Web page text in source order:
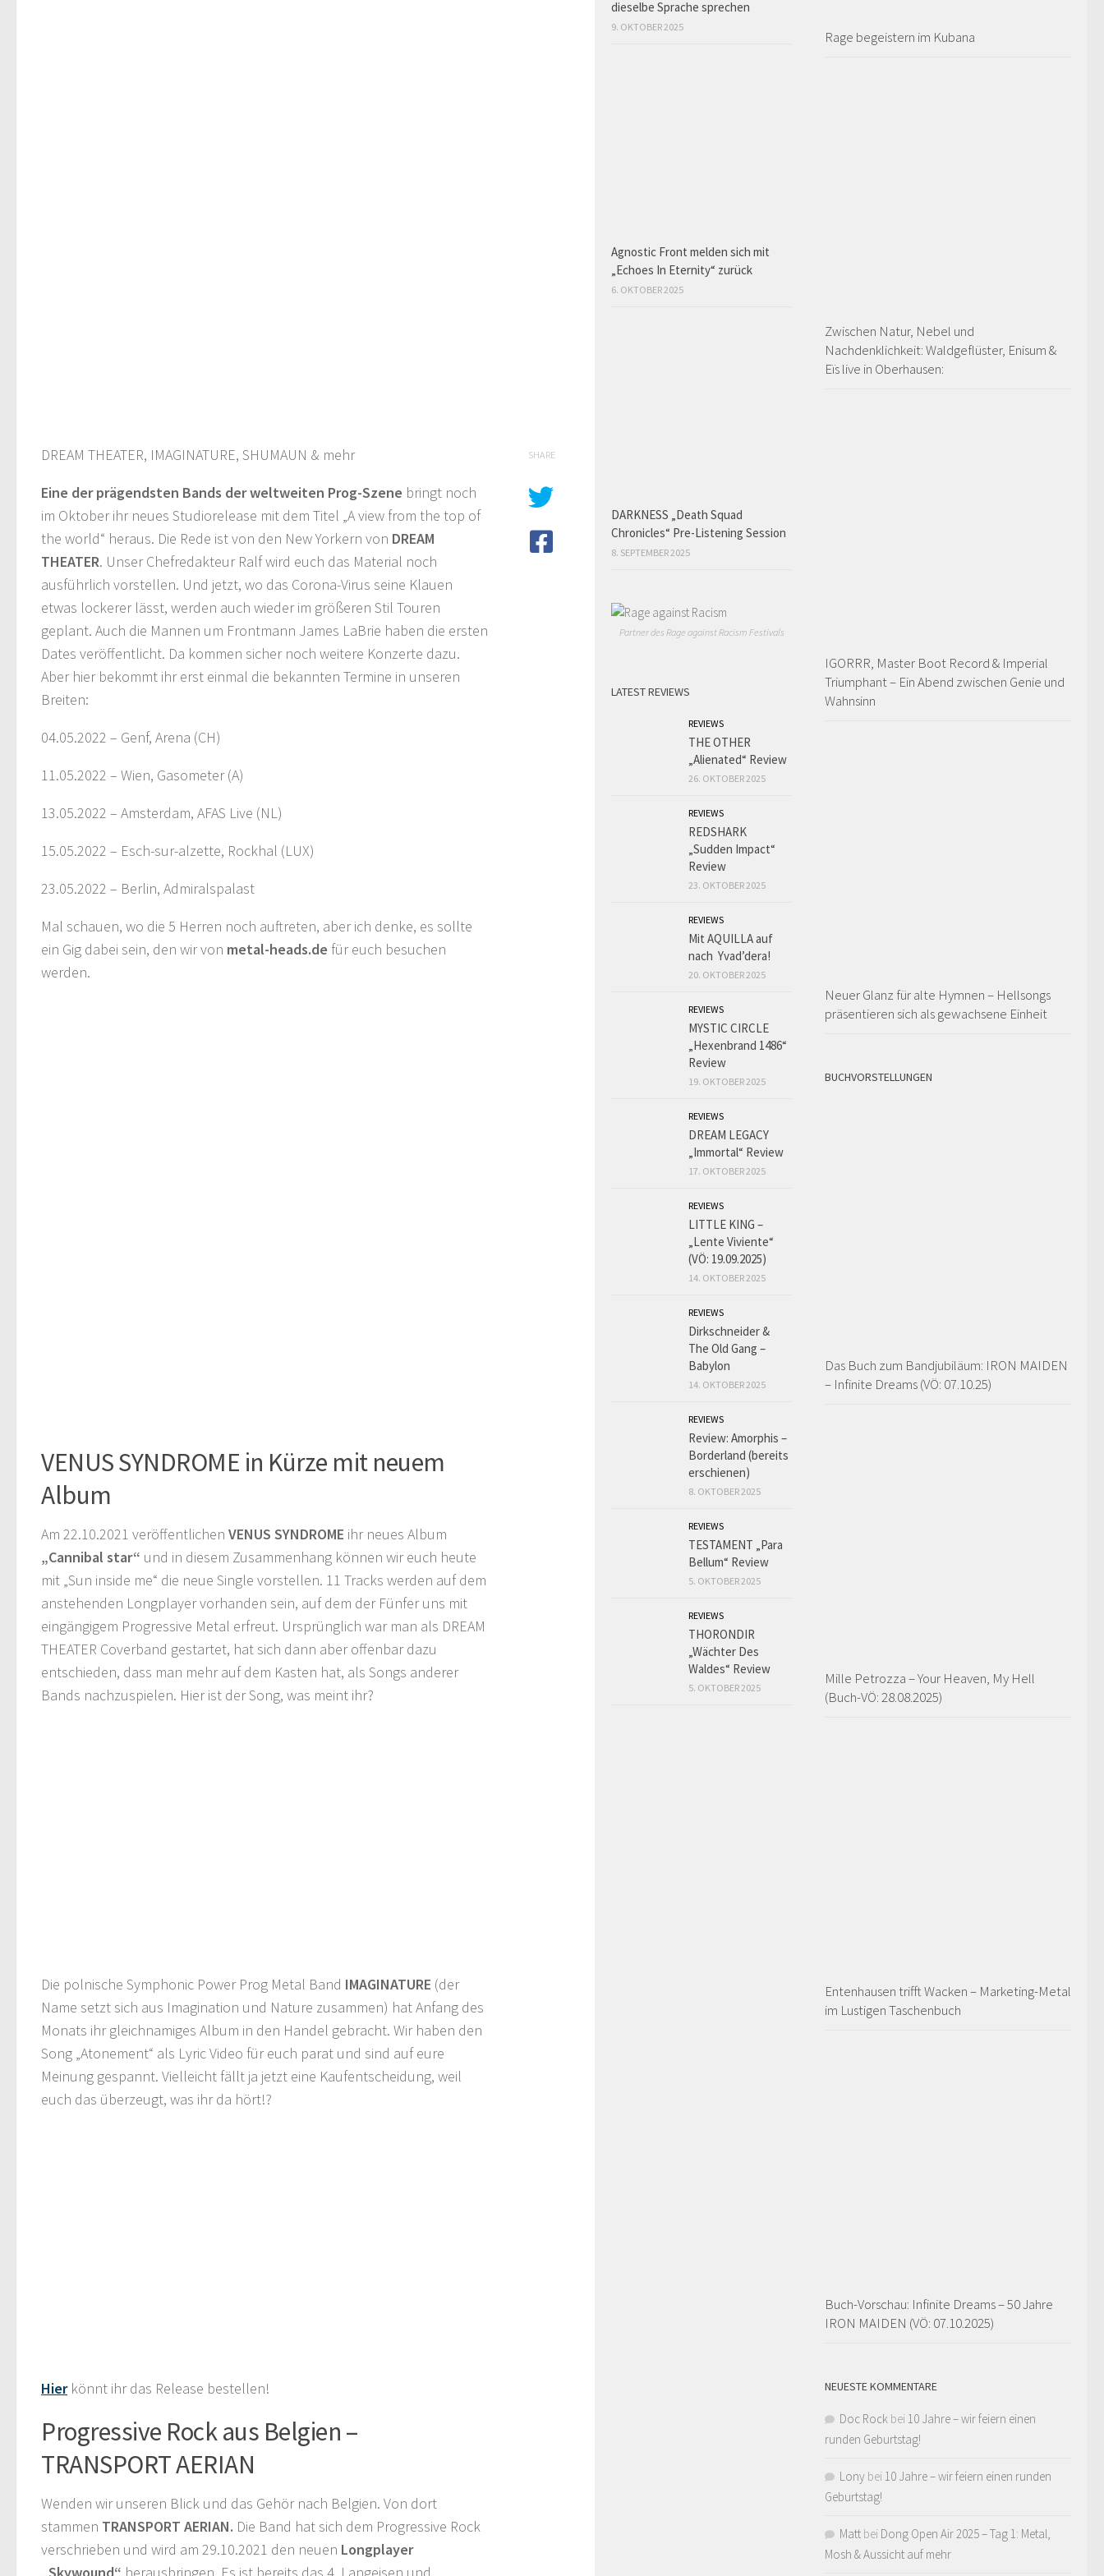
DREAM THEATER, IMAGINATURE, SHUMAUN & mehr
Eine der prägendsten Bands der weltweiten Prog-Szene bringt noch
im Oktober ihr neues Studiorelease mit dem Titel „A view from the top of
the world“ heraus. Die Rede ist von den New Yorkern von DREAM
THEATER. Unser Chefredakteur Ralf wird euch das Material noch
ausführlich vorstellen. Und jetzt, wo das Corona-Virus seine Klauen
etwas lockerer lässt, werden auch wieder im größeren Stil Touren
geplant. Auch die Mannen um Frontmann James LaBrie haben die ersten
Dates veröffentlicht. Da kommen sicher noch weitere Konzerte dazu.
Aber hier bekommt ihr erst einmal die bekannten Termine in unseren
Breiten:
04.05.2022 – Genf, Arena (CH)
11.05.2022 – Wien, Gasometer (A)
13.05.2022 – Amsterdam, AFAS Live (NL)
15.05.2022 – Esch-sur-alzette, Rockhal (LUX)
23.05.2022 – Berlin, Admiralspalast
Mal schauen, wo die 5 Herren noch auftreten, aber ich denke, es sollte
ein Gig dabei sein, den wir von metal-heads.de für euch besuchen
werden.
VENUS SYNDROME in Kürze mit neuem
Album
Am 22.10.2021 veröffentlichen VENUS SYNDROME ihr neues Album
„Cannibal star“ und in diesem Zusammenhang können wir euch heute
mit „Sun inside me“ die neue Single vorstellen. 11 Tracks werden auf dem
anstehenden Longplayer vorhanden sein, auf dem der Fünfer uns mit
eingängigem Progressive Metal erfreut. Ursprünglich war man als DREAM
THEATER Coverband gestartet, hat sich dann aber offenbar dazu
entschieden, dass man mehr auf dem Kasten hat, als Songs anderer
Bands nachzuspielen. Hier ist der Song, was meint ihr?
Die polnische Symphonic Power Prog Metal Band IMAGINATURE (der
Name setzt sich aus Imagination und Nature zusammen) hat Anfang des
Monats ihr gleichnamiges Album in den Handel gebracht. Wir haben den
Song „Atonement“ als Lyric Video für euch parat und sind auf eure
Meinung gespannt. Vielleicht fällt ja jetzt eine Kaufentscheidung, weil
euch das überzeugt, was ihr da hört!?
Hierkönnt ihr das Release bestellen!
Progressive Rock aus Belgien –
TRANSPORT AERIAN
Wenden wir unseren Blick und das Gehör nach Belgien. Von dort
stammen TRANSPORT AERIAN. Die Band hat sich dem Progressive Rock
verschrieben und wird am 29.10.2021 den neuen Longplayer
SHARE
Rage begeistern im Kubana
Zwischen Natur, Nebel und
Nachdenklichkeit: Waldgeflüster, Enisum &
Eïs live in Oberhausen:
IGORRR, Master Boot Record & Imperial
Triumphant – Ein Abend zwischen Genie und
Wahnsinn
Neuer Glanz für alte Hymnen – Hellsongs
präsentieren sich als gewachsene Einheit
BUCHVORSTELLUNGEN
Das Buch zum Bandjubiläum: IRON MAIDEN
– Infinite Dreams (VÖ: 07.10.25)
Mille Petrozza – Your Heaven, My Hell
(Buch-VÖ: 28.08.2025)
Entenhausen trifft Wacken – Marketing-Metal
im Lustigen Taschenbuch
Buch-Vorschau: Infinite Dreams – 50 Jahre
IRON MAIDEN (VÖ: 07.10.2025)
NEUESTE KOMMENTARE
Doc Rock bei 10 Jahre – wir feiern einen
runden Geburtstag!
Lony bei 10 Jahre – wir feiern einen runden
Geburtstag!
Matt bei Dong Open Air 2025 – Tag 1: Metal,
Mosh & Aussicht auf mehr
dieselbe Sprache sprechen
9. OKTOBER 2025
Agnostic Front melden sich mit
„Echoes In Eternity“ zurück
6. OKTOBER 2025
DARKNESS „Death Squad
Chronicles“ Pre-Listening Session
8. SEPTEMBER 2025
Partner des Rage against Racism Festivals
LATEST REVIEWS
REVIEWS
THE OTHER
„Alienated“ Review
26. OKTOBER 2025
REVIEWS
REDSHARK
„Sudden Impact“
Review
23. OKTOBER 2025
REVIEWS
Mit AQUILLA auf
nach Yvad’dera!
20. OKTOBER 2025
REVIEWS
MYSTIC CIRCLE
„Hexenbrand 1486“
Review
19. OKTOBER 2025
REVIEWS
DREAM LEGACY
„Immortal“ Review
17. OKTOBER 2025
REVIEWS
LITTLE KING –
„Lente Viviente“
(VÖ: 19.09.2025)
14. OKTOBER 2025
REVIEWS
Dirkschneider &
The Old Gang –
Babylon
14. OKTOBER 2025
REVIEWS
Review: Amorphis –
Borderland (bereits
erschienen)
8. OKTOBER 2025
REVIEWS
TESTAMENT „Para
Bellum“ Review
5. OKTOBER 2025
REVIEWS
THORONDIR
„Wächter Des
Waldes“ Review
5. OKTOBER 2025